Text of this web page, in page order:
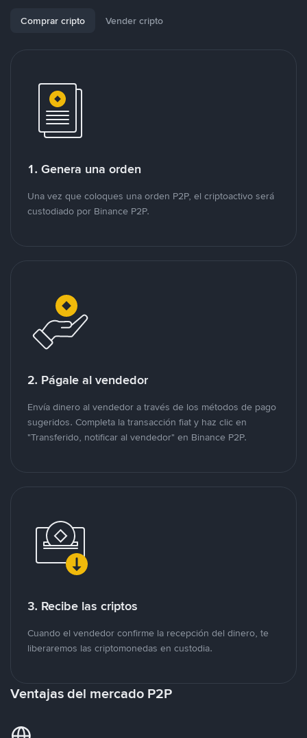
Comprar cripto Vender cripto
1. Genera una orden
Una vez que coloques una orden P2P, el criptoactivo será
custodiado por Binance P2P.
2. Págale al vendedor
Envía dinero al vendedor a través de los métodos de pago
sugeridos. Completa la transacción fiat y haz clic en
"Transferido, notificar al vendedor" en Binance P2P.
3. Recibe las criptos
Cuando el vendedor confirme la recepción del dinero, te
liberaremos las criptomonedas en custodia.
Ventajas del mercado P2P